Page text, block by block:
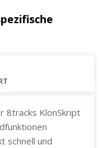
8tracks KlonSkript
schnell und